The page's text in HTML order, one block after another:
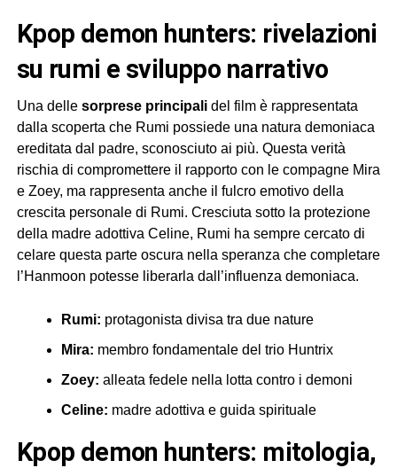
kpop demon hunters: rivelazioni
su rumi e sviluppo narrativo
Una delle sorprese principalidel film è rappresentata
dalla scoperta che Rumi possiede una natura demoniaca
ereditata dal padre, sconosciuto ai più. Questa verità
rischia di compromettere il rapporto con le compagne Mira
e Zoey, ma rappresenta anche il fulcro emotivo della
crescita personale di Rumi. Cresciuta sotto la protezione
della madre adottiva Celine, Rumi ha sempre cercato di
celare questa parte oscura nella speranza che completare
l’Hanmoon potesse liberarla dall’influenza demoniaca.
Rumi: protagonista divisa tra due nature
Mira: membro fondamentale del trio Huntrix
Zoey: alleata fedele nella lotta contro i demoni
Celine: madre adottiva e guida spirituale
kpop demon hunters: mitologia,